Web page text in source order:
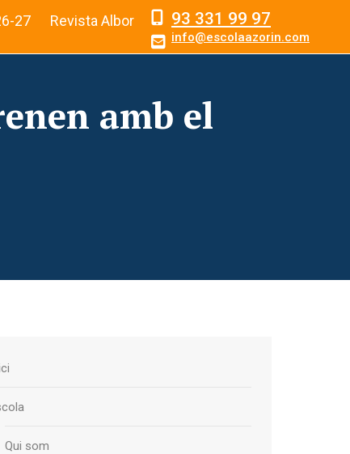
27 Revista Albor 93 331 99 97
info@escolaazorin.com
amb el
Qui som